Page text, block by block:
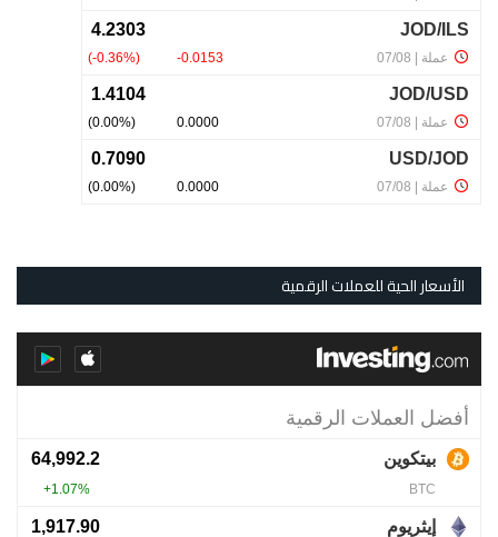
الأسعار الحية للعملات الرقمية